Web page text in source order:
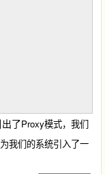
了Proxy模式，我们
我们的系统引入了一